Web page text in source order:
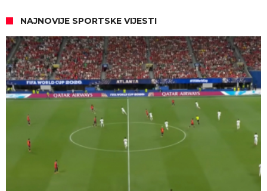
NAJNOVIJE SPORTSKE VIJESTI